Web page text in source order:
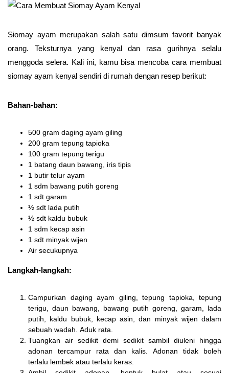
Siomay ayam merupakan salah satu dimsum favorit banyak
orang. Teksturnya yang kenyal dan rasa gurihnya selalu
menggoda selera. Kali ini, kamu bisa mencoba cara membuat
siomay ayam kenyal sendiri di rumah dengan resep berikut:
Bahan-bahan:
500 gram daging ayam giling
200 gram tepung tapioka
100 gram tepung terigu
1 batang daun bawang, iris tipis
1 butir telur ayam
1 sdm bawang putih goreng
1 sdt garam
½ sdt lada putih
½ sdt kaldu bubuk
1 sdm kecap asin
1 sdt minyak wijen
Air secukupnya
Langkah-langkah:
Campurkan daging ayam giling, tepung tapioka, tepung
terigu, daun bawang, bawang putih goreng, garam, lada
putih, kaldu bubuk, kecap asin, dan minyak wijen dalam
sebuah wadah. Aduk rata.
Tuangkan air sedikit demi sedikit sambil diuleni hingga
adonan tercampur rata dan kalis. Adonan tidak boleh
terlalu lembek atau terlalu keras.